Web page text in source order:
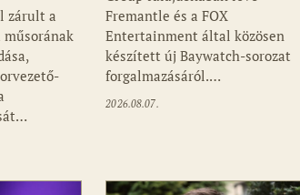
zárult a
Fremantle és a FOX
Entertainment által közösen
készített új Baywatch-sorozat
forgalmazásáról.…
2026.08.07.